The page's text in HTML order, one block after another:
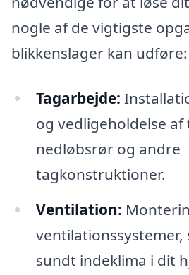
nogle af de vigtigste
blikkenslager kan udføre:
Tagarbejde:
og vedligeholdelse af
nedløbsrør og andre
tagkonstruktioner.
Ventilation:
ventilationssystemer,
sundt indeklima i dit